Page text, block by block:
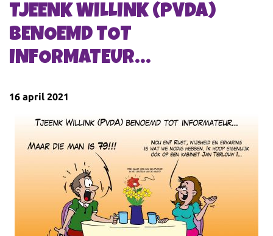
TJEENK WILLINK (PVDA)
BENOEMD TOT
INFORMATEUR…
16 april 2021